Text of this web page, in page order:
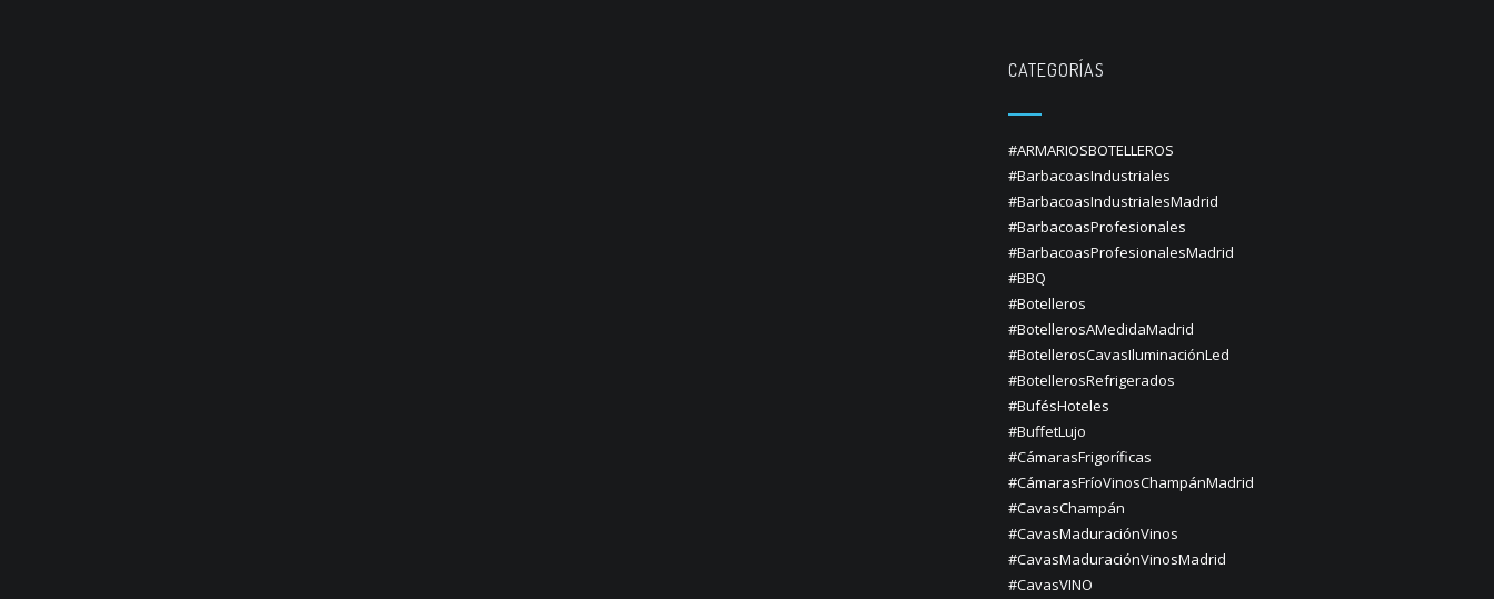
CATEGORÍAS
#ARMARIOSBOTELLEROS
#BarbacoasIndustriales
#BarbacoasIndustrialesMadrid
#BarbacoasProfesionales
#BarbacoasProfesionalesMadrid
#BBQ
#Botelleros
#BotellerosAMedidaMadrid
#BotellerosCavasIluminaciónLed
#BotellerosRefrigerados
#BufésHoteles
#BuffetLujo
#CámarasFrigoríficas
#CámarasFríoVinosChampánMadrid
#CavasChampán
#CavasMaduraciónVinos
#CavasMaduraciónVinosMadrid
#CavasVINO